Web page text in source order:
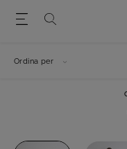
Ordina per